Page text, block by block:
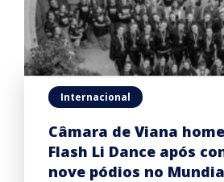
Internacional
Câmara de Viana
Flash Li Dance após
nove pódios no